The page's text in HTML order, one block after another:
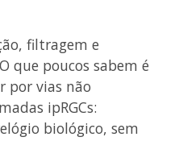
filtragem e
que poucos sabem é
por vias não
ipRGCs:
biológico, sem